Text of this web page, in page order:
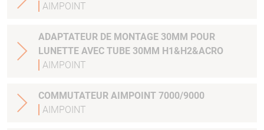
AIMPOINT
ADAPTATEUR DE MONTAGE 30MM POUR
LUNETTE AVEC TUBE 30MM H1&H2&ACRO
AIMPOINT
COMMUTATEUR AIMPOINT 7000/9000
AIMPOINT